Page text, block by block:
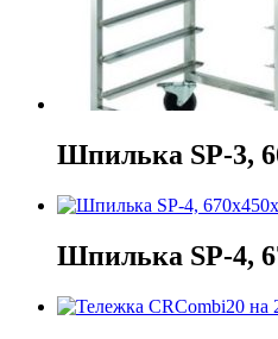
Шпилька SP-3,
Шпилька SP-4,